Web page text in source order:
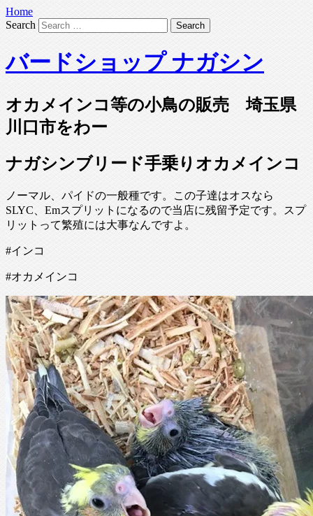
Home
Search
バードショップ ナガシン
オカメインコ等の小鳥の販売 埼玉県
川口市をわー
ナガシンブリード手乗りオカメインコ
ノーマル、パイドの一般種です。この子達はオスなら
SLYC、Emスプリットになるので当店に残留予定です。スプ
リットって繁殖には大事なんですよ。
#インコ
#オカメインコ